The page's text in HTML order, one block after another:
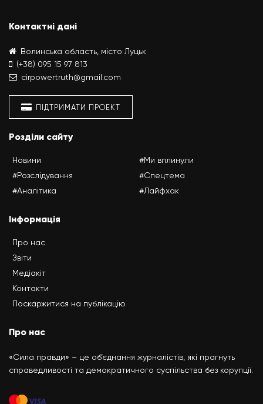
Контактні дані
Волинська область, місто Луцьк
(+38) 095 15 97 813
cirpowertruth@gmail.com
ПІДТРИМАТИ ПРОЕКТ
Розділи сайту
Новини
#Розслідування
#Аналітика
#Ми вплинули
#Спецтема
#Лайфхак
Інформація
Про нас
Звіти
Медіакіт
Контакти
Поскаржитися на публікацію
Про нас
«Сила правди» – це об’єднання журналістів, які прагнуть
справедливості та демократичного суспільства без корупції.